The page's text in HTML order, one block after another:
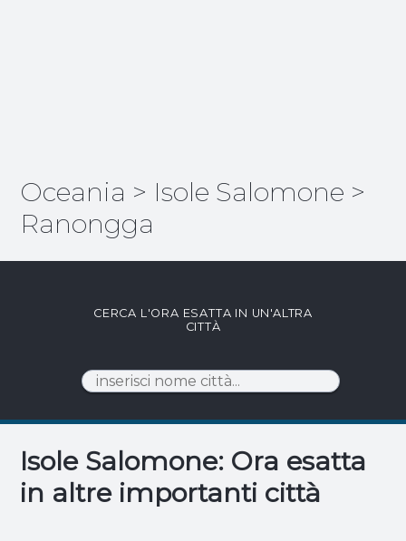
Oceania > Isole Salomone >
Ranongga
CERCA L'ORA ESATTA IN UN'ALTRA
CITTÀ
Isole Salomone: Ora esatta
in altre importanti città